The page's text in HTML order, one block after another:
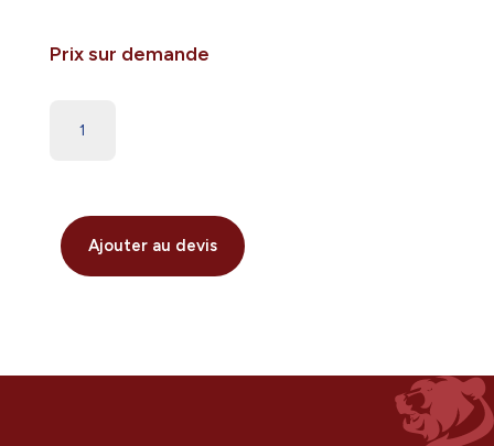
Prix sur demande
Ajouter au devis